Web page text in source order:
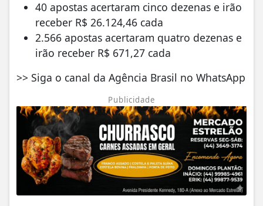
40 apostas acertaram cinco dezenas e irão
receber R$ 26.124,46 cada
2.566 apostas acertaram quatro dezenas e
irão receber R$ 671,27 cada
>> Siga o canal da Agência Brasil no WhatsApp
Publicidade